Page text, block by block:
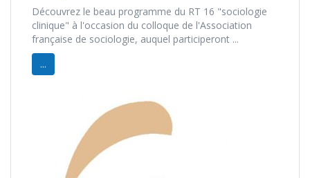
Découvrez le beau programme du RT 16 "sociologie
clinique" à l'occasion du colloque de l'Association
française de sociologie, auquel participeront ...
...